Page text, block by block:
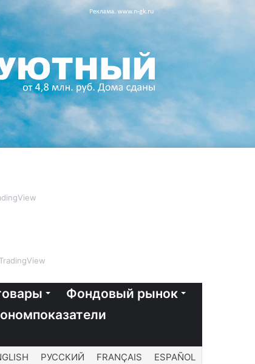
Фондовый рынок
РУССКИЙ FRANÇAIS ESPAÑOL